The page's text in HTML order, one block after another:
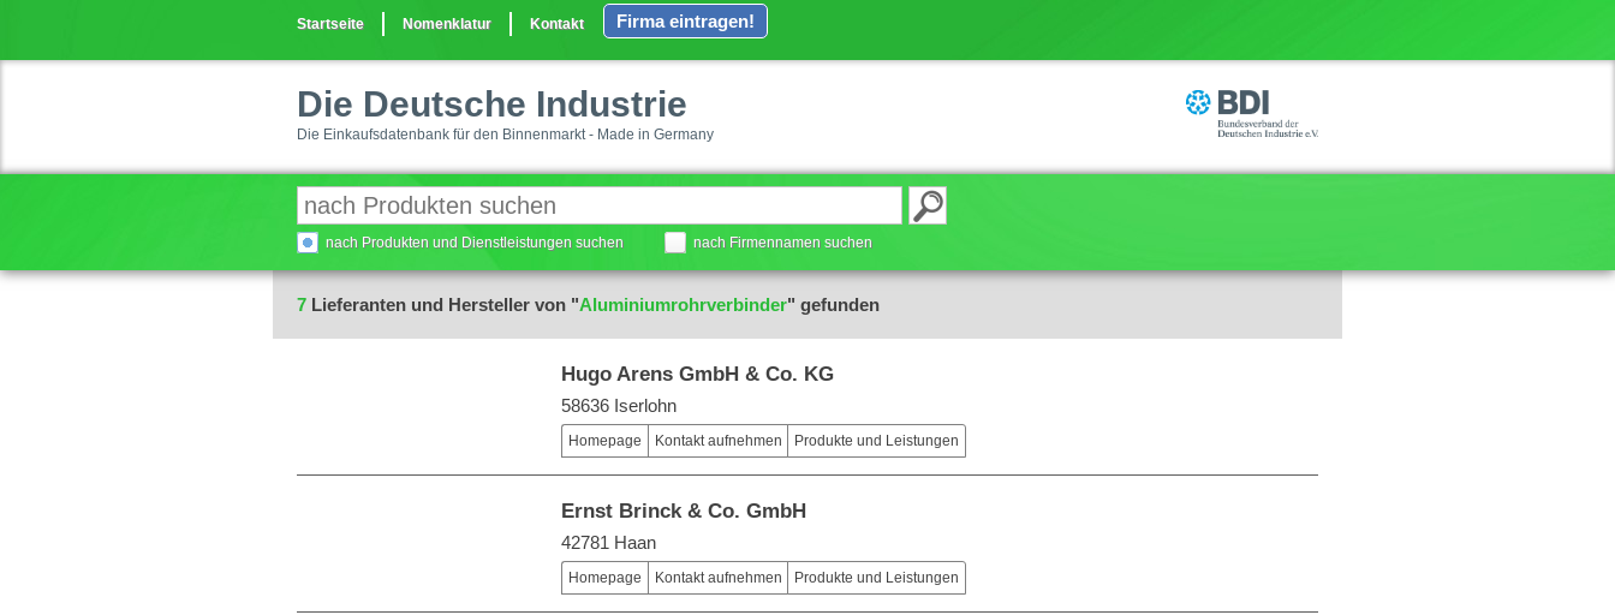
Startseite Nomenklatur Kontakt Firma eintragen!
Die Deutsche Industrie
Die Einkaufsdatenbank für den Binnenmarkt - Made in Germany
nach Produkten und Dienstleistungen suchen nach Firmennamen suchen
7 Lieferanten und Hersteller von "Aluminiumrohrverbinder" gefunden
Hugo Arens GmbH & Co. KG
58636 Iserlohn
Homepage Kontakt aufnehmen Produkte und Leistungen
Ernst Brinck & Co. GmbH
42781 Haan
Homepage Kontakt aufnehmen Produkte und Leistungen